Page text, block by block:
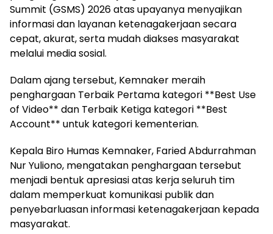
Summit (GSMS) 2026 atas upayanya menyajikan
informasi dan layanan ketenagakerjaan secara
cepat, akurat, serta mudah diakses masyarakat
melalui media sosial.
Dalam ajang tersebut, Kemnaker meraih
penghargaan Terbaik Pertama kategori **Best Use
of Video** dan Terbaik Ketiga kategori **Best
Account** untuk kategori kementerian.
Kepala Biro Humas Kemnaker, Faried Abdurrahman
Nur Yuliono, mengatakan penghargaan tersebut
menjadi bentuk apresiasi atas kerja seluruh tim
dalam memperkuat komunikasi publik dan
penyebarluasan informasi ketenagakerjaan kepada
masyarakat.